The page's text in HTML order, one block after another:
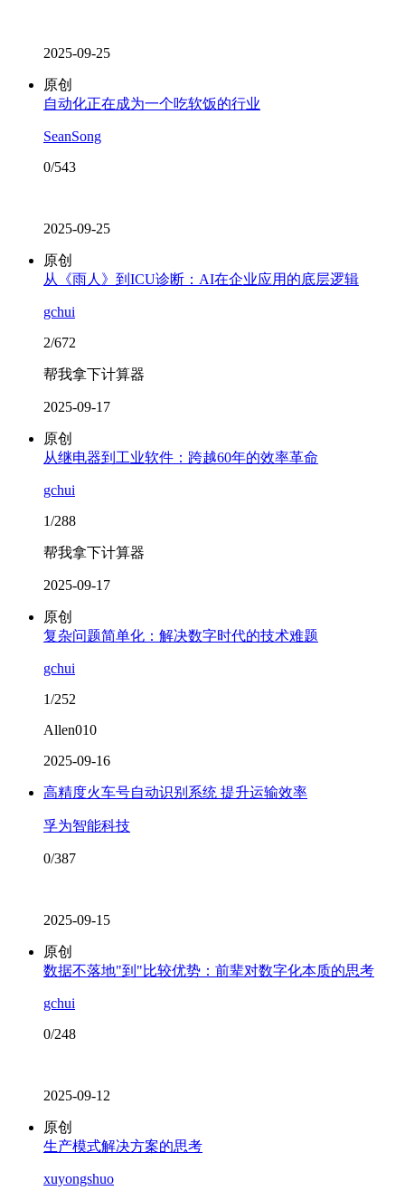
2025-09-25
原创
自动化正在成为一个吃软饭的行业
SeanSong
0/543
2025-09-25
原创
从《雨人》到ICU诊断：AI在企业应用的底层逻辑
gchui
2/672
帮我拿下计算器
2025-09-17
原创
从继电器到工业软件：跨越60年的效率革命
gchui
1/288
帮我拿下计算器
2025-09-17
原创
复杂问题简单化：解决数字时代的技术难题
gchui
1/252
Allen010
2025-09-16
高精度火车号自动识别系统 提升运输效率
孚为智能科技
0/387
2025-09-15
原创
数据不落地"到"比较优势：前辈对数字化本质的思考
gchui
0/248
2025-09-12
原创
生产模式解决方案的思考
xuyongshuo